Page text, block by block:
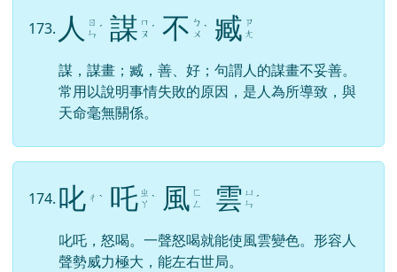
173. 人
ㄖ
ㄣ ˊ 謀 ㄇ
ㄡ ˊ 不 ㄅ
ㄨ ˋ 臧 ㄗ
ㄤ
謀，謀畫；臧，善、好；句謂人的謀畫不妥善。
常用以說明事情失敗的原因，是人為所導致，與
天命毫無關係。
174. 叱 ㄔ ˋ 吒 ㄓ
ㄚ ˋ 風 ㄈ
ㄥ
雲 ㄩ
ㄣ ˊ
叱吒，怒喝。一聲怒喝就能使風雲變色。形容人
聲勢威力極大，能左右世局。